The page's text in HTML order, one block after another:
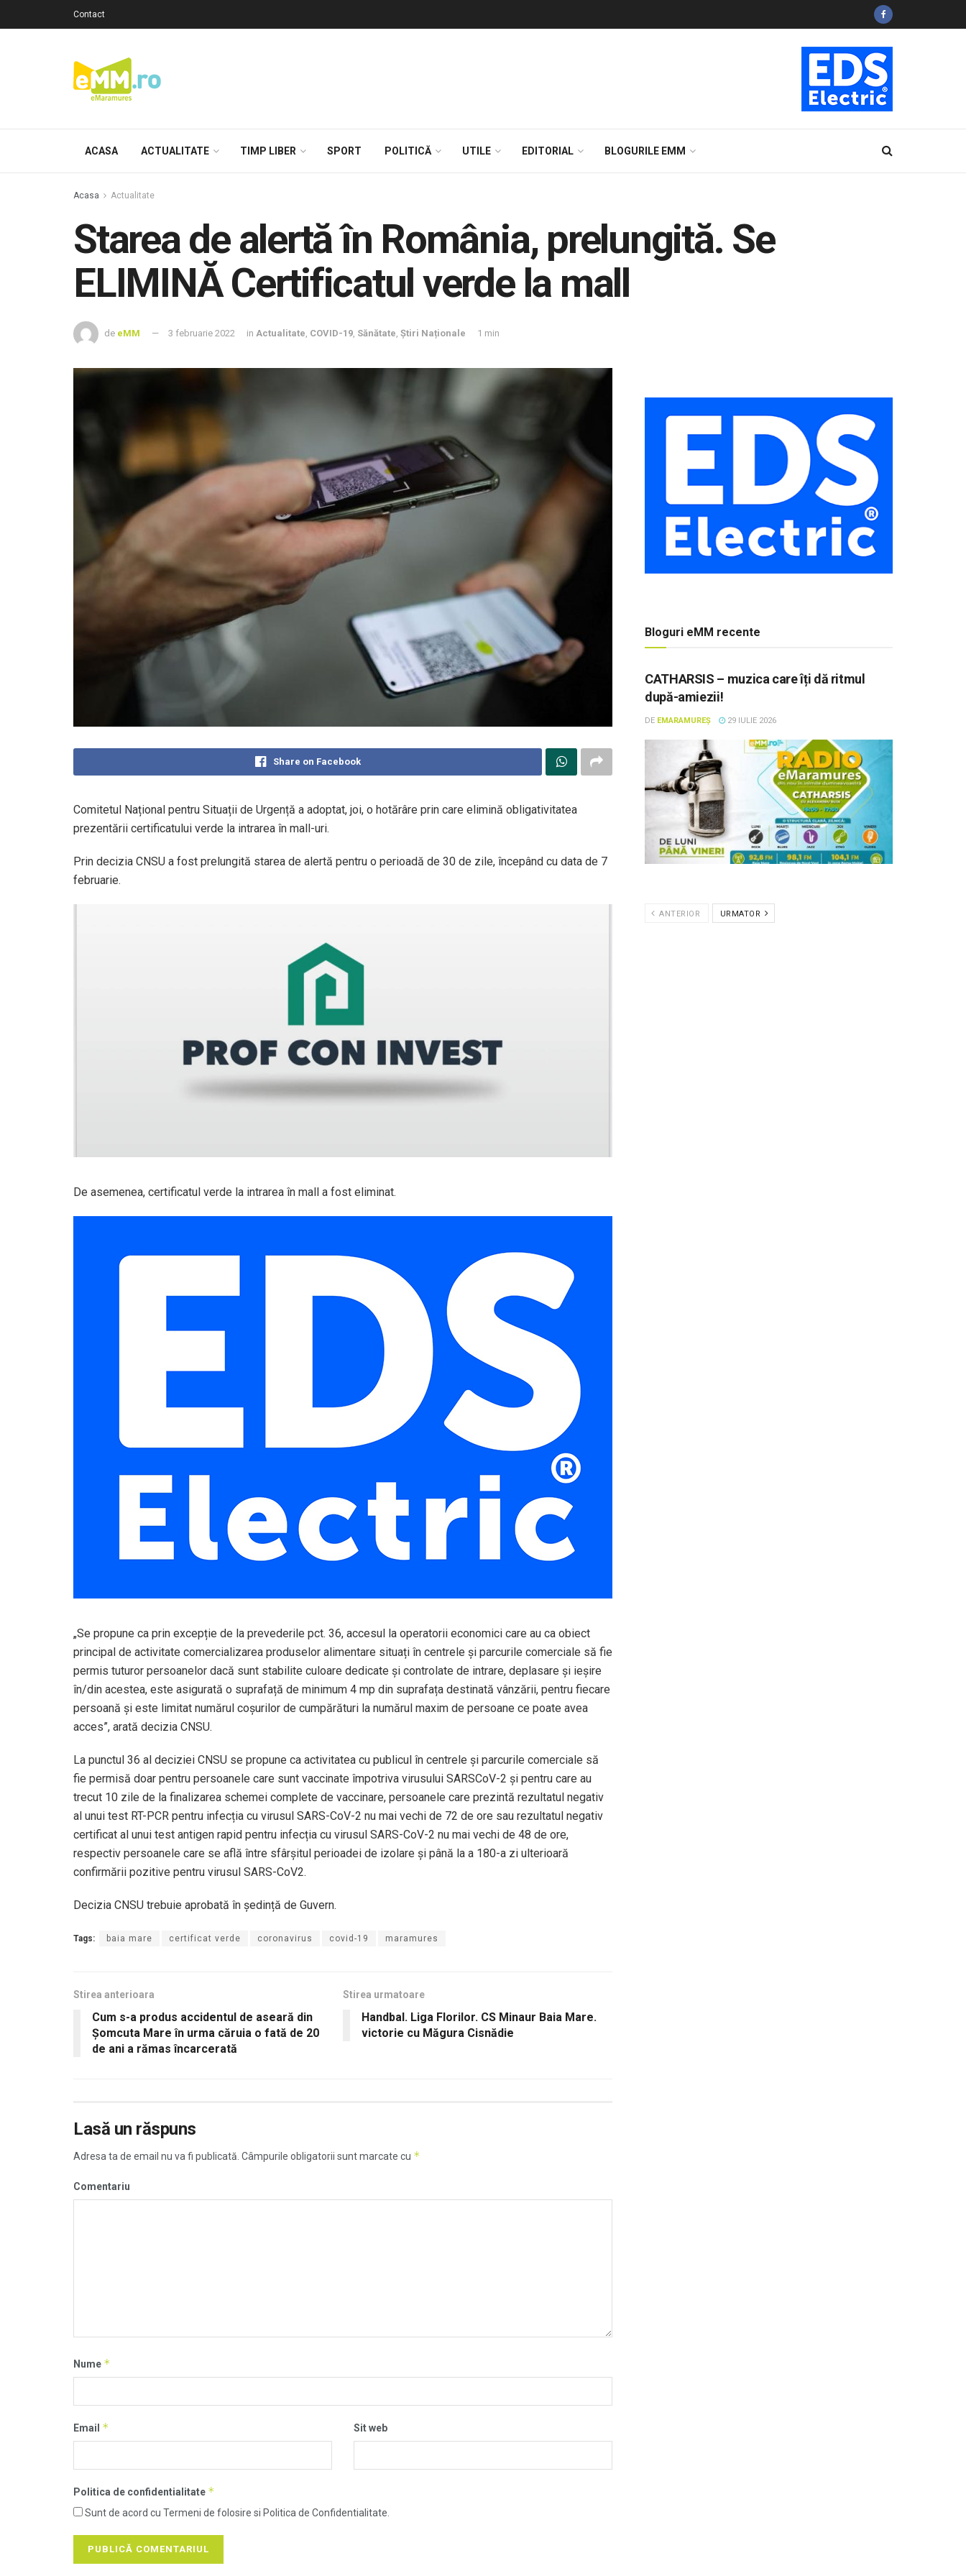
Contact
ACASA ACTUALITATE TIMP LIBER SPORT POLITICĂ UTILE EDITORIAL BLOGURILE EMM
Acasa Actualitate
Starea de alertă în România, prelungită. Se
ELIMINĂ Certificatul verde la mall
de eMM 3 februarie 2022 in Actualitate, COVID-19, Sănătate, Știri Naționale 1 min
Share on Facebook
Comitetul Național pentru Situații de Urgență a adoptat, joi, o hotărâre prin care elimină obligativitatea
prezentării certificatului verde la intrarea în mall-uri.
Prin decizia CNSU a fost prelungită starea de alertă pentru o perioadă de 30 de zile, începând cu data de 7
februarie.
De asemenea, certificatul verde la intrarea în mall a fost eliminat.
„Se propune ca prin excepție de la prevederile pct. 36, accesul la operatorii economici care au ca obiect
principal de activitate comercializarea produselor alimentare situați în centrele și parcurile comerciale să fie
permis tuturor persoanelor dacă sunt stabilite culoare dedicate și controlate de intrare, deplasare și ieșire
în/din acestea, este asigurată o suprafață de minimum 4 mp din suprafața destinată vânzării, pentru fiecare
persoană și este limitat numărul coșurilor de cumpărături la numărul maxim de persoane ce poate avea
acces”, arată decizia CNSU.
La punctul 36 al deciziei CNSU se propune ca activitatea cu publicul în centrele și parcurile comerciale să
fie permisă doar pentru persoanele care sunt vaccinate împotriva virusului SARSCoV-2 și pentru care au
trecut 10 zile de la finalizarea schemei complete de vaccinare, persoanele care prezintă rezultatul negativ
al unui test RT-PCR pentru infecția cu virusul SARS-CoV-2 nu mai vechi de 72 de ore sau rezultatul negativ
certificat al unui test antigen rapid pentru infecția cu virusul SARS-CoV-2 nu mai vechi de 48 de ore,
respectiv persoanele care se află între sfârșitul perioadei de izolare și până la a 180-a zi ulterioară
confirmării pozitive pentru virusul SARS-CoV2.
Decizia CNSU trebuie aprobată în ședință de Guvern.
Tags: baia mare certificat verde coronavirus covid-19 maramures
Stirea anterioara
Cum s-a produs accidentul de aseară din
Șomcuta Mare în urma căruia o fată de 20
de ani a rămas încarcerată
Stirea urmatoare
Handbal. Liga Florilor. CS Minaur Baia Mare.
victorie cu Măgura Cisnădie
Lasă un răspuns
Adresa ta de email nu va fi publicată. Câmpurile obligatorii sunt marcate cu *
Comentariu
Nume *
Email * Sit web
Politica de confidentialitate *
Sunt de acord cu Termeni de folosire si Politica de Confidentialitate.
Bloguri eMM recente
CATHARSIS – muzica care îți dă ritmul
după-amiezii!
DE EMARAMUREȘ 29 IULIE 2026
ANTERIOR URMATOR